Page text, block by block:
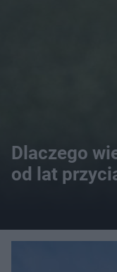
Dlaczego
od lat